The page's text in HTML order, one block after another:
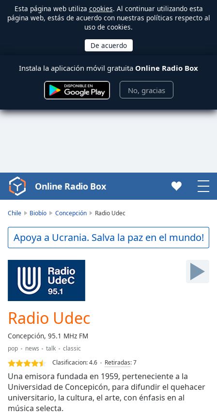
Esta página web utiliza cookies. Al continuar utilizando esta
página web, estás de acuerdo con nuestras políticas respecto al
uso de cookies.
Instala la aplicación móvil gratuita Online Radio Box
No, gracias
Video
Player
Play
Video
Backward
Forward
Mute
Current
Time0:00
Duration
Loaded:
0.00%
Stream
TypeLIVE
Seek to
live,
currently
Online Radio Box
Chile Biobío Concepción Radio Udec
Apoya a Ucrania. Salva la paz en el mundo!
Radio Udec
Concepción, 95.1 MHz FM
pop news talk
classic
Clasificacion:4.6 Retiradas:7
Una emisora fundada en 1959, perteneciente a la
Universidad de Concepicón, para difundir el quehacer
universitario, la cultura, el arte, con énfasis en al
música selecta.